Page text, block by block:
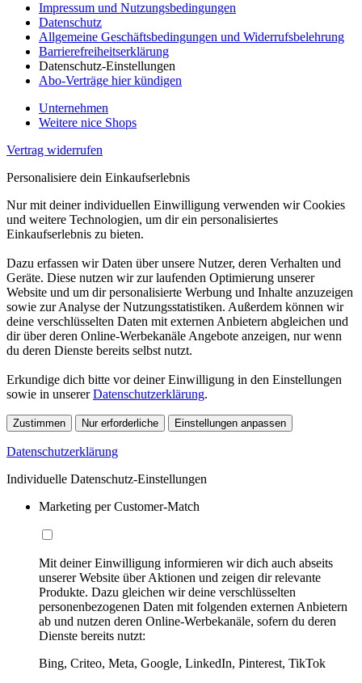
Impressum und Nutzungsbedingungen
Datenschutz
Allgemeine Geschäftsbedingungen und Widerrufsbelehrung
Barrierefreiheitserklärung
Datenschutz-Einstellungen
Abo-Verträge hier kündigen
Unternehmen
Weitere nice Shops
Vertrag widerrufen
Personalisiere dein Einkaufserlebnis
Nur mit deiner individuellen Einwilligung verwenden wir Cookies
und weitere Technologien, um dir ein personalisiertes
Einkaufserlebnis zu bieten.
Dazu erfassen wir Daten über unsere Nutzer, deren Verhalten und
Geräte. Diese nutzen wir zur laufenden Optimierung unserer
Website und um dir personalisierte Werbung und Inhalte anzuzeigen
sowie zur Analyse der Nutzungsstatistiken. Außerdem können wir
deine verschlüsselten Daten mit externen Anbietern abgleichen und
dir über deren Online-Werbekanäle Angebote anzeigen, nur wenn
du deren Dienste bereits selbst nutzt.
Erkundige dich bitte vor deiner Einwilligung in den Einstellungen
sowie in unsererDatenschutzerklärung.
Zustimmen Nur erforderliche Einstellungen anpassen
Datenschutzerklärung
Individuelle Datenschutz-Einstellungen
Marketing per Customer-Match
Mit deiner Einwilligung informieren wir dich auch abseits
unserer Website über Aktionen und zeigen dir relevante
Produkte. Dazu gleichen wir deine verschlüsselten
personenbezogenen Daten mit folgenden externen Anbietern
ab und nutzen deren Online-Werbekanäle, sofern du deren
Dienste bereits nutzt:
Bing, Criteo, Meta, Google, LinkedIn, Pinterest, TikTok